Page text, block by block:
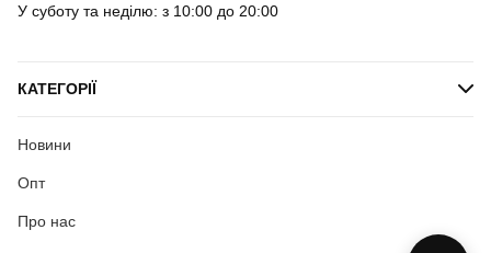
У суботу та неділю: з 10:00 до 20:00
КАТЕГОРІЇ
Новини
Опт
Про нас